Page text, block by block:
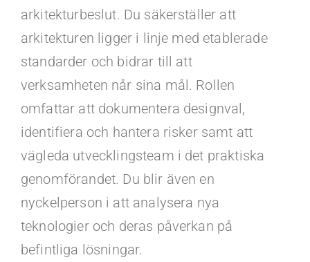
arkitekturbeslut. Du säkerställer att
arkitekturen ligger i linje med etablerade
standarder och bidrar till att
verksamheten når sina mål. Rollen
omfattar att dokumentera designval,
identifiera och hantera risker samt att
vägleda utvecklingsteam i det praktiska
genomförandet. Du blir även en
nyckelperson i att analysera nya
teknologier och deras påverkan på
befintliga lösningar.